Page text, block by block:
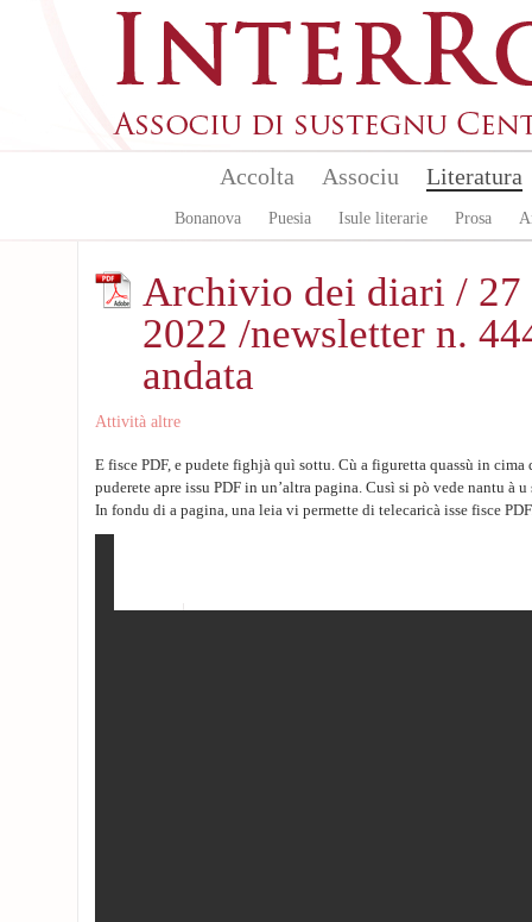
Accolta Associu Literatura
Bonanova Puesia Isule literarie Prosa
Archivio dei diari / 27
2022 /newsletter n.
andata
Attività altre
E fisce PDF, e pudete fighjà quì sottu. Cù a figuretta quassù in
puderete apre issu PDF in un’altra pagina. Cusì si pò vede nantu à u
In fondu di a pagina, una leia vi permette di telecaricà isse fisce